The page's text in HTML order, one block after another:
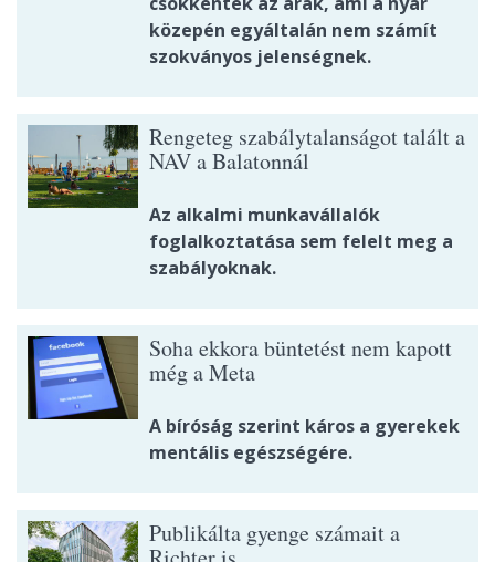
közepén egyáltalán nem számít
szokványos jelenségnek.
Rengeteg szabálytalanságot talált a
NAV a Balatonnál
Az alkalmi munkavállalók
foglalkoztatása sem felelt meg a
szabályoknak.
Soha ekkora büntetést nem kapott
még a Meta
A bíróság szerint káros a gyerekek
mentális egészségére.
Publikálta gyenge számait a